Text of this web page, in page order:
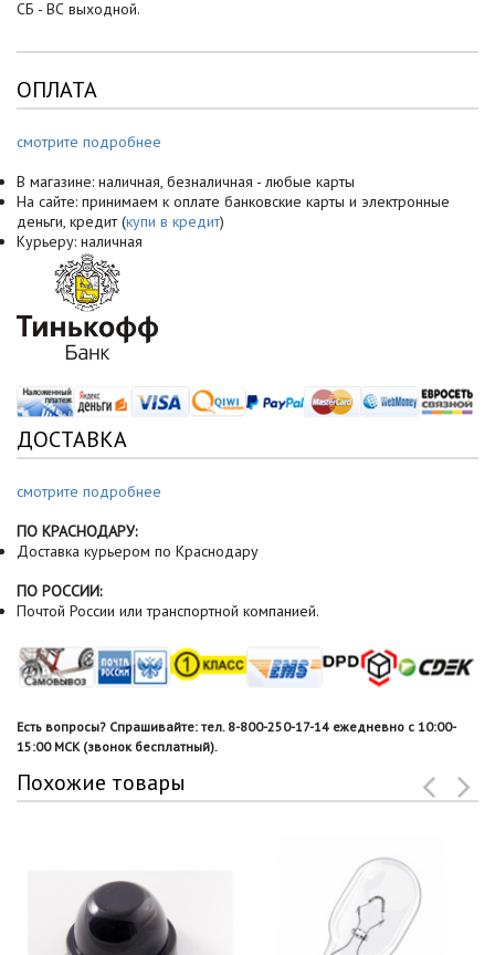
СБ - ВС выходной.
ОПЛАТА
смотрите подробнее
В магазине: наличная, безналичная - любые карты
На сайте: принимаем к оплате банковские карты и электронные
деньги, кредит (купи в кредит)
Курьеру: наличная
ДОСТАВКА
смотрите подробнее
ПО КРАСНОДАРУ:
Доставка курьером по Краснодару
ПО РОССИИ:
Почтой России или транспортной компанией.
Есть вопросы? Спрашивайте: тел. 8-800-250-17-14 ежедневно с 10:00-
15:00 МСК (звонок бесплатный).
Похожие товары